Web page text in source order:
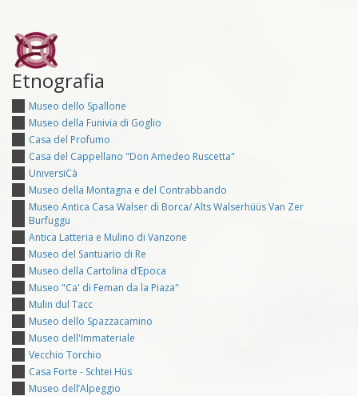
Etnografia
Museo dello Spallone
Museo della Funivia di Goglio
Casa del Profumo
Casa del Cappellano "Don Amedeo Ruscetta"
UniversiCà
Museo della Montagna e del Contrabbando
Museo Antica Casa Walser di Borca/ Alts Walserhüüs Van Zer
Burfuggu
Antica Latteria e Mulino di Vanzone
Museo del Santuario di Re
Museo della Cartolina d’Epoca
Museo "Ca' di Feman da la Piaza"
Mulin dul Tacc
Museo dello Spazzacamino
Museo dell'Immateriale
Vecchio Torchio
Casa Forte - Schtei Hüs
Museo dell’Alpeggio